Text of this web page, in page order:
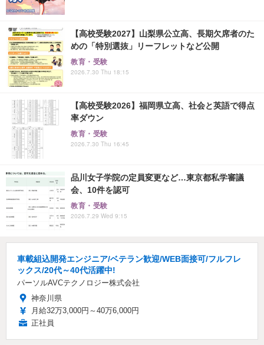
【高校受験2027】山梨県公立高、長期欠席者のた
めの「特別選抜」リーフレットなど公開
教育・受験
2026.7.30 Thu 18:15
【高校受験2026】福岡県立高、社会と英語で得点
率ダウン
教育・受験
2026.7.30 Thu 16:45
品川女子学院の定員変更など…東京都私学審議
会、10件を認可
教育・受験
2026.7.29 Wed 9:15
車載組込開発エンジニア/ベテラン歓迎/WEB面接可/フルフレ
ックス/20代～40代活躍中!
パーソルAVCテクノロジー株式会社
神奈川県
月給32万3,000円～40万6,000円
正社員